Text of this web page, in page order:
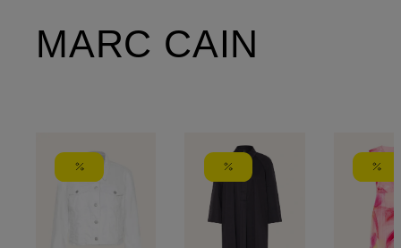
MARC CAIN